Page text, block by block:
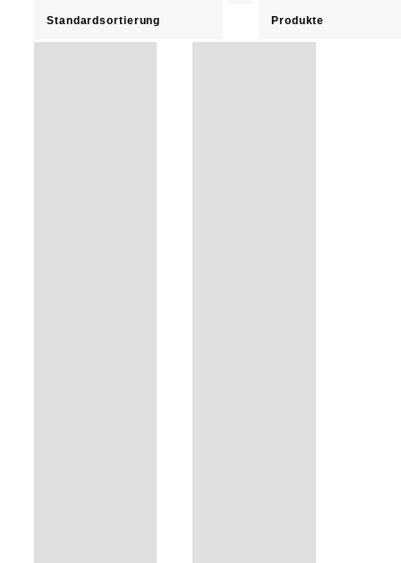
Standardsortierung Produkte